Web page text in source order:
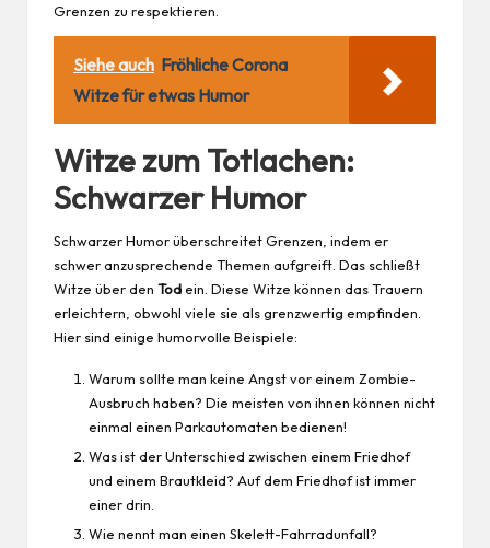
Grenzen zu respektieren.
Siehe auch Fröhliche Corona
Witze für etwas Humor
Witze zum Totlachen:
Schwarzer Humor
Schwarzer Humor überschreitet Grenzen, indem er
schwer anzusprechende Themen aufgreift. Das schließt
Witze über den Todein. Diese Witze können das Trauern
erleichtern, obwohl viele sie als grenzwertig empfinden.
Hier sind einige humorvolle Beispiele:
Warum sollte man keine Angst vor einem Zombie-
Ausbruch haben? Die meisten von ihnen können nicht
einmal einen Parkautomaten bedienen!
Was ist der Unterschied zwischen einem Friedhof
und einem Brautkleid? Auf dem Friedhof ist immer
einer drin.
Wie nennt man einen Skelett-Fahrradunfall?